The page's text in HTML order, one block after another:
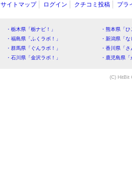
サイトマップ ログイン クチコミ投稿 プラ
・栃木県「栃ナビ！」
・熊本県「
・福島県「ふくラボ！」
・新潟県「
・群馬県「ぐんラボ！」
・香川県「
・石川県「金沢ラボ！」
・鹿児島県
(C) HitBit